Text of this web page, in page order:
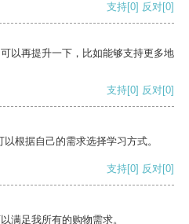
支持[0] 反对[0]
以再提升一下，比如能够支持更多地
支持[0] 反对[0]
根据自己的需求选择学习方式。
支持[0] 反对[0]
满足我所有的购物需求。